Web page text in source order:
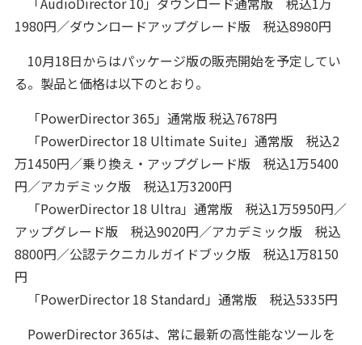
1980円／ダウンロードアップグレード版 税込8980円
10月18日からはパッケージ版の販売開始を予定してい
る。製品と価格は以下のとおり。
「PowerDirector 365」通常版 税込7678円
「PowerDirector 18 Ultimate Suite」通常版 税込2
万1450円／乗り換え・アップグレード版 税込1万5400
円／アカデミック版 税込1万3200円
「PowerDirector 18 Ultra」通常版 税込1万5950円／
アップグレード版 税込9020円／アカデミック版 税込
8800円／公認テクニカルガイドブック版 税込1万8150
円
「PowerDirector 18 Standard」通常版 税込5335円
PowerDirector 365は、常に最新の高性能なツールを